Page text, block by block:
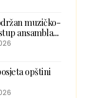
muzičko-
ansambla
opštini